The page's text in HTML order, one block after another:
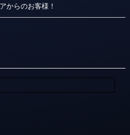
からのお客様！